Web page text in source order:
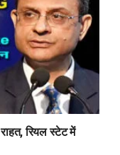
रियल स्टेट में